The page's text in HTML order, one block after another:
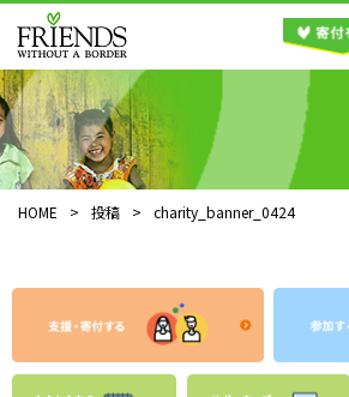
HOME > 投稿 > charity_banner_0424